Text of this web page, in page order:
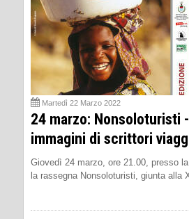
Martedì 22 Marzo 2022
24 marzo: Nonsoloturisti
immagini di scrittori
Giovedì 24 marzo, ore 21.00, presso
la rassegna Nonsoloturisti, giunta alla